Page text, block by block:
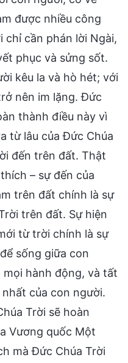
được nhiều công
chỉ cần phán lời Ngài,
phục và sửng sốt.
kêu la và hò hét; với
nên im lặng. Đức
thành điều này vì
từ lâu của Đức Chúa
đến trên đất. Thật
– sự đến của
trên đất chính là sự
trên đất. Sự hiện
từ trời chính là sự
sống giữa con
hành động, và tất
của con người.
Trời sẽ hoàn
Vương quốc Một
mà Đức Chúa Trời